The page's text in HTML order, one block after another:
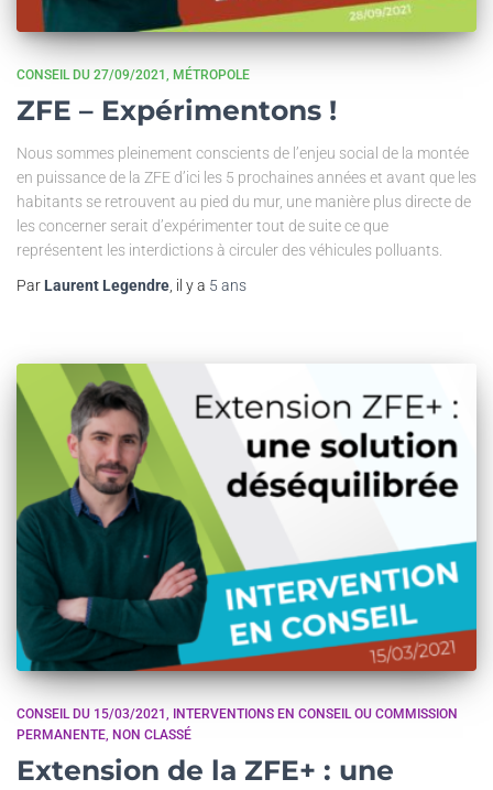
CONSEIL DU 27/09/2021 MÉTROPOLE
ZFE – Expérimentons !
Nous sommes pleinement conscients de l’enjeu social de la montée
en puissance de la ZFE d’ici les 5 prochaines années et avant que les
habitants se retrouvent au pied du mur, une manière plus directe de
les concerner serait d’expérimenter tout de suite ce que
représentent les interdictions à circuler des véhicules polluants.
Par Laurent Legendre , il y a 5 ans
CONSEIL DU 15/03/2021
INTERVENTIONS EN CONSEIL OU COMMISSION
PERMANENTE NON CLASSÉ
Extension de la ZFE+ : une